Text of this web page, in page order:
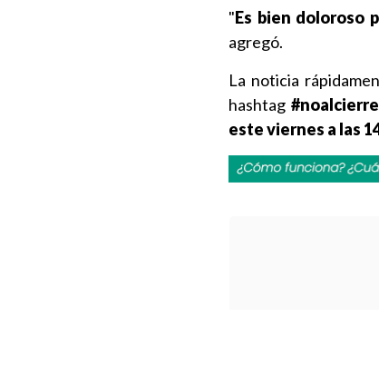
"Es bien doloroso
agregó.
La noticia
hashtag
este viernes a las